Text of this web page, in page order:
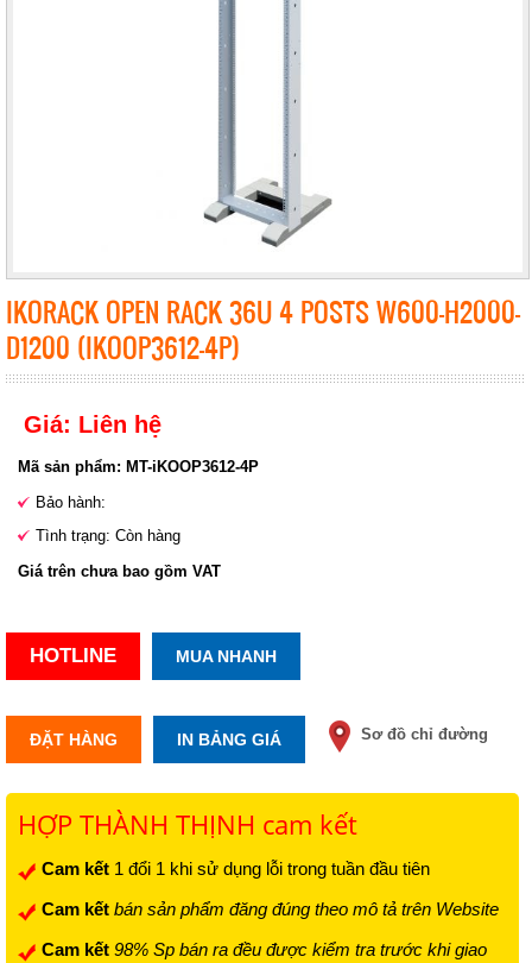
IKORACK OPEN RACK 36U 4 POSTS W600-H2000-
D1200 (IKOOP3612-4P)
Giá: Liên hệ
Mã sản phẩm: MT-iKOOP3612-4P
Bảo hành:
Tình trạng: Còn hàng
Giá trên chưa bao gồm VAT
HOTLINE MUA NHANH
ĐẶT HÀNG IN BẢNG GIÁ Sơ đồ chỉ đường
HỢP THÀNH THỊNH cam kết
Cam kết 1 đổi 1 khi sử dụng lỗi trong tuần đầu tiên
Cam kết bán sản phẩm đăng đúng theo mô tả trên Website
Cam kết 98% Sp bán ra đều được kiểm tra trước khi giao